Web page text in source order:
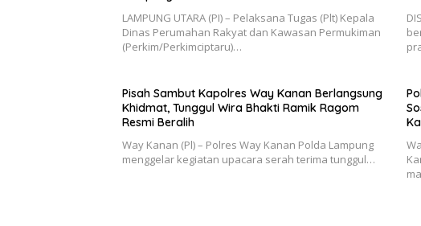
LAMPUNG UTARA (PI) – Pelaksana Tugas (Plt) Kepala
Dinas Perumahan Rakyat dan Kawasan Permukiman
(Perkim/Perkimciptaru)…
Pisah Sambut Kapolres Way Kanan Berlangsung
Khidmat, Tunggul Wira Bhakti Ramik Ragom
Resmi Beralih
Way Kanan (Pl) – Polres Way Kanan Polda Lampung
menggelar kegiatan upacara serah terima tunggul…